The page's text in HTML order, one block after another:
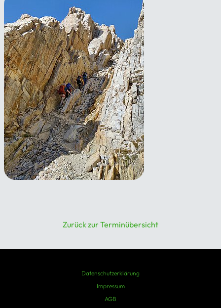
19.08.2026 - 26.08.2026Zurück zur Terminübersicht
Datenschutzerklärung
Impressum
AGB